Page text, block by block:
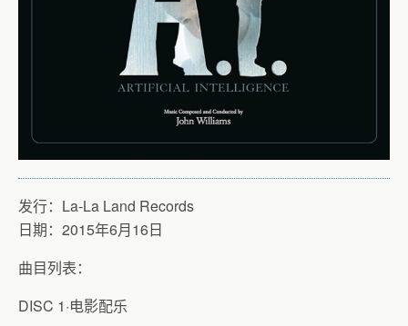
发行：La-La Land Records
日期：2015年6月16日
曲目列表：
DISC 1·电影配乐